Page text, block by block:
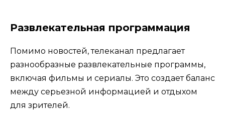
Развлекательная программация
Помимо новостей, телеканал предлагает
разнообразные развлекательные программы,
включая фильмы и сериалы. Это создает баланс
между серьезной информацией и отдыхом
для зрителей.